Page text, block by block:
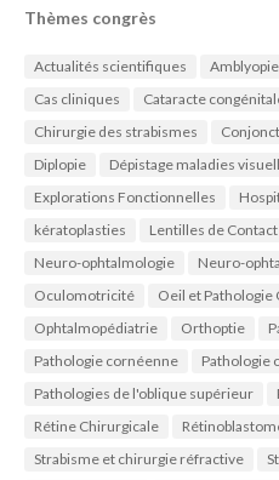
Thèmes congrès
Actualités scientifiques Amblyopie
Cas cliniques
Cataracte
Chirurgie des strabismes
Diplopie
Dépistage maladies
Explorations Fonctionnelles
kératoplasties
Lentilles de Contact
Neuro-ophtalmologie
Neuro-
Oculomotricité
Oeil et Pathologie
Ophtalmopédiatrie
Orthoptie
Pathologie cornéenne
Pathologie
Pathologies de l'oblique supérieur
Rétine Chirurgicale
Strabisme et chirurgie réfractive